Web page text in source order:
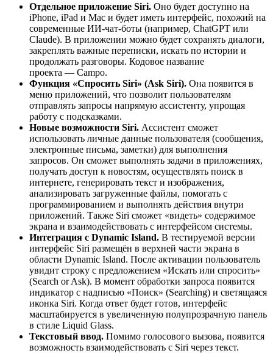
Отдельное приложение Siri. Оно будет доступно на
iPhone, iPad и Mac и будет иметь интерфейс, похожий на
современные ИИ-чат-боты (например, ChatGPT или
Claude). В приложении можно будет сохранять диалоги,
закреплять важные переписки, искать по истории и
продолжать разговоры. Кодовое название
проекта — Campo.
Функция «Спросить Siri» (Ask Siri). Она появится в
меню приложений, что позволит пользователям
отправлять запросы напрямую ассистенту, упрощая
работу с подсказками.
Новые возможности Siri. Ассистент сможет
использовать личные данные пользователя (сообщения,
электронные письма, заметки) для выполнения
запросов. Он сможет выполнять задачи в приложениях,
получать доступ к новостям, осуществлять поиск в
интернете, генерировать текст и изображения,
анализировать загруженные файлы, помогать с
программированием и выполнять действия внутри
приложений. Также Siri сможет «видеть» содержимое
экрана и взаимодействовать с интерфейсом системы.
Интеграция с Dynamic Island. В тестируемой версии
интерфейс Siri размещён в верхней части экрана в
области Dynamic Island. После активации пользователь
увидит строку с предложением «Искать или спросить»
(Search or Ask). В момент обработки запроса появится
индикатор с надписью «Поиск» (Searching) и светящаяся
иконка Siri. Когда ответ будет готов, интерфейс
масштабируется в увеличенную полупрозрачную панель
в стиле Liquid Glass.
Текстовый ввод. Помимо голосового вызова, появится
возможность взаимодействовать с Siri через текст.